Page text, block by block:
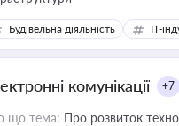
Будівельна діяльність IT-
комунікації +7
що тема: Про розвиток